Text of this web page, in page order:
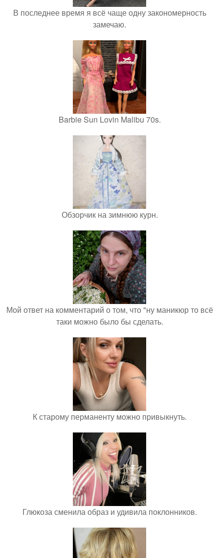
В последнее время я всё чаще одну закономерность
замечаю.
Barbie Sun Lovin Malibu 70s.
Обзорчик на зимнюю курн.
Мой ответ на комментарий о том, что "ну маникюр то всё
таки можно было бы сделать.
К старому перманенту можно привыкнуть.
Глюкоза сменила образ и удивила поклонников.